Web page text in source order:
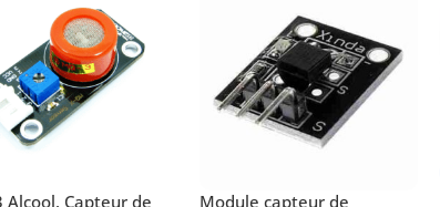
Alcool, Capteur de
Module capteur de